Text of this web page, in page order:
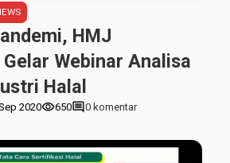
HMJ
Webinar Analisa
Halal
2020visibility650comment0 komentar